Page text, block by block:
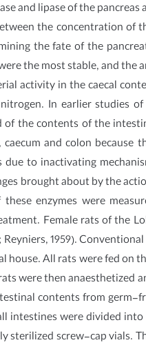
and lipase of the
the concentration
the fate of the
the most stable, and
activity in the caecal
In earlier studies
of the contents of the
and colon
to inactivating
brought about by the
enzymes were
Female rats of
1959).
All rats were fed
were then anaesthetized
contents from
were divided
sterilized screw-cap vials.